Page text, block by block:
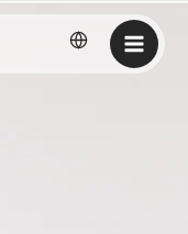
Español